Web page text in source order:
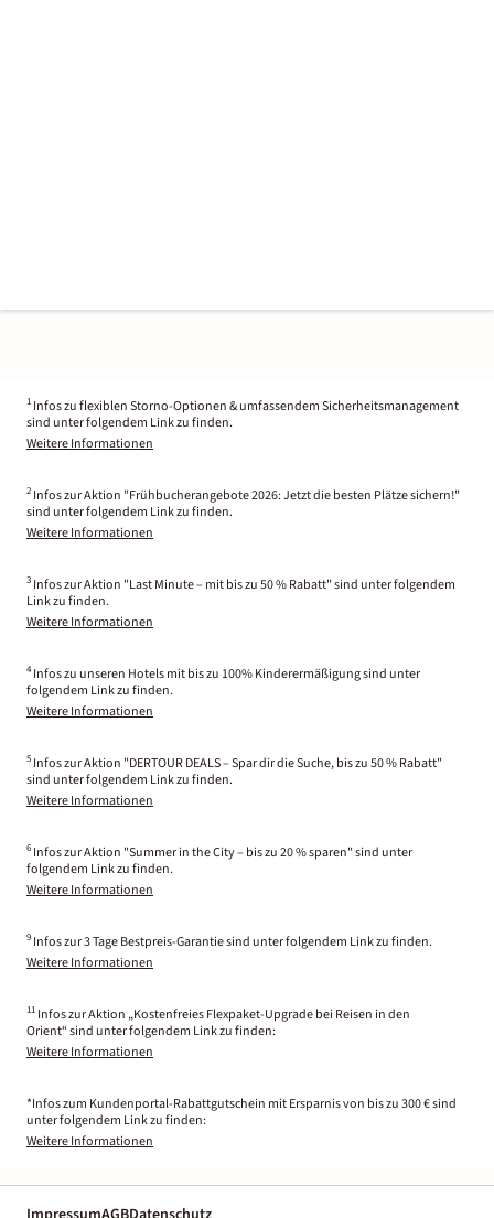
1 Infos zu flexiblen Storno-Optionen & umfassendem Sicherheitsmanagement
sind unter folgendem Link zu finden.
Weitere Informationen
2 Infos zur Aktion "Frühbucherangebote 2026: Jetzt die besten Plätze sichern!"
sind unter folgendem Link zu finden.
Weitere Informationen
3 Infos zur Aktion "Last Minute – mit bis zu 50 % Rabatt" sind unter folgendem
Link zu finden.
Weitere Informationen
4 Infos zu unseren Hotels mit bis zu 100% Kinderermäßigung sind unter
folgendem Link zu finden.
Weitere Informationen
5 Infos zur Aktion "DERTOUR DEALS – Spar dir die Suche, bis zu 50 % Rabatt"
sind unter folgendem Link zu finden.
Weitere Informationen
6 Infos zur Aktion "Summer in the City – bis zu 20 % sparen" sind unter
folgendem Link zu finden.
Weitere Informationen
9 Infos zur 3 Tage Bestpreis-Garantie sind unter folgendem Link zu finden.
Weitere Informationen
11 Infos zur Aktion „Kostenfreies Flexpaket-Upgrade bei Reisen in den
Orient“ sind unter folgendem Link zu finden:
Weitere Informationen
*Infos zum Kundenportal-Rabattgutschein mit Ersparnis von bis zu 300 € sind
unter folgendem Link zu finden:
Weitere Informationen